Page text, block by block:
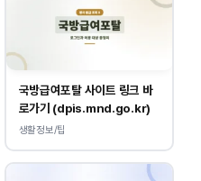
국방급여포탈 사이트 링크 바
로가기 (dpis.mnd.go.kr)
생활정보/팁